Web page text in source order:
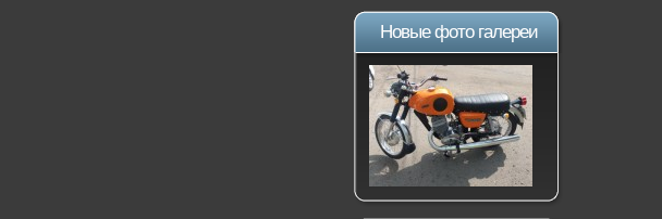
Новые фото галереи